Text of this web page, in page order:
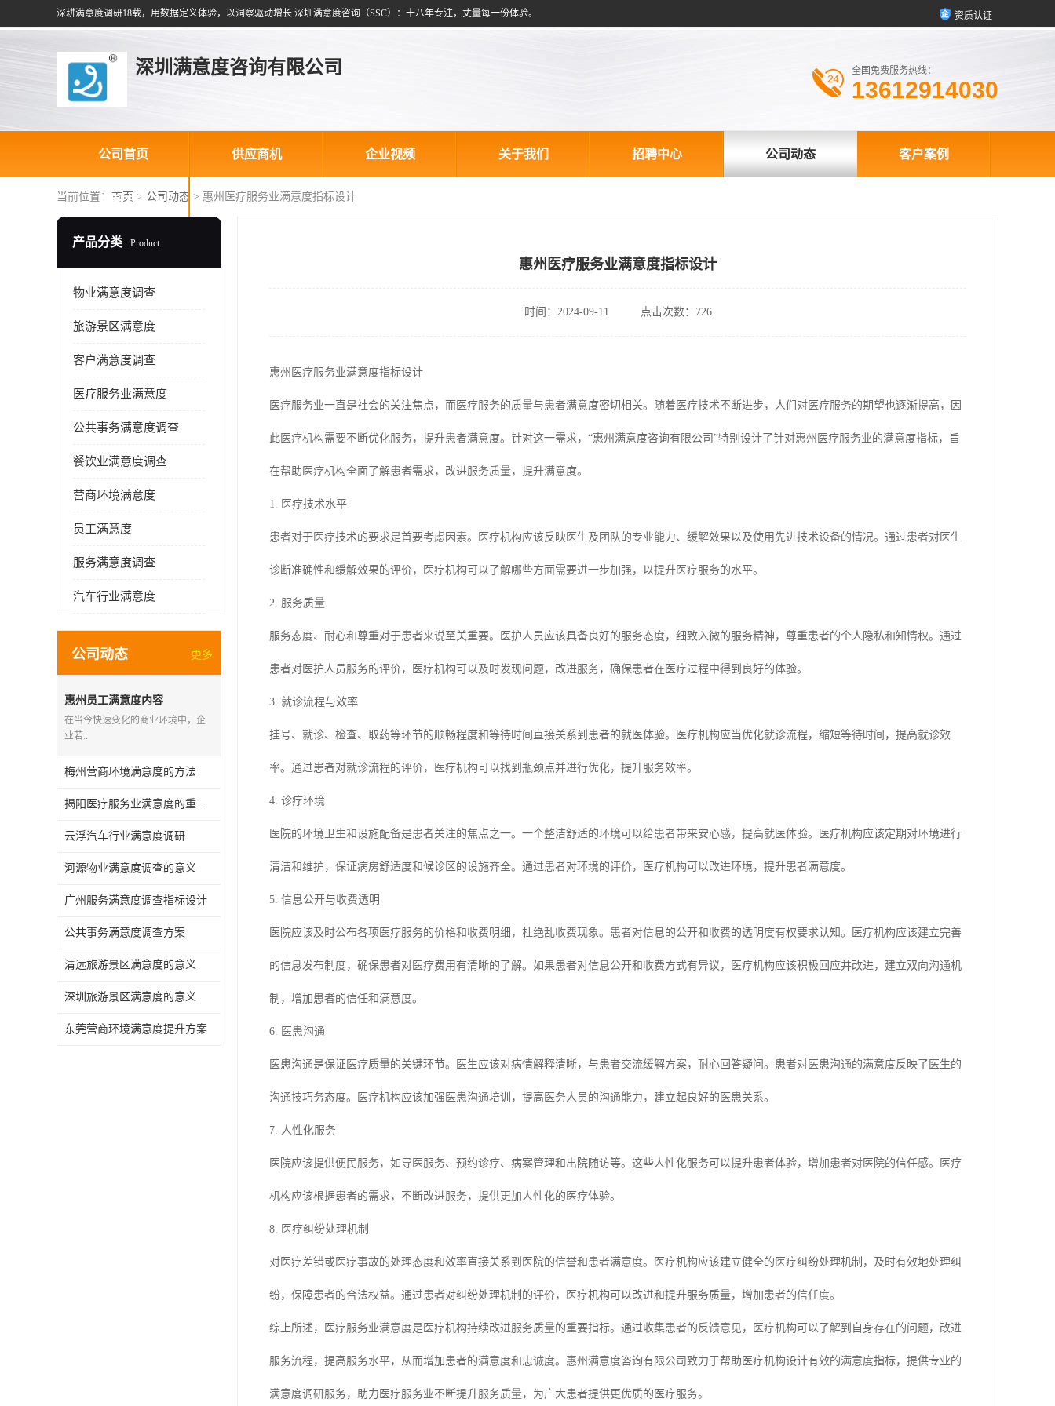
深耕满意度调研18载，用数据定义体验，以洞察驱动增长 深圳满意度咨询（SSC）：十八年专注，丈量每一份体验。 资质认证
深圳满意度咨询有限公司 全国免费服务热线：
13612914030
公司首页 供应商机 企业视频 关于我们 招聘中心 公司动态 客户案例
联系方式
当前位置： 首页 > 公司动态 > 惠州医疗服务业满意度指标设计
产品分类 Product
物业满意度调查
旅游景区满意度
客户满意度调查
医疗服务业满意度
公共事务满意度调查
餐饮业满意度调查
营商环境满意度
员工满意度
服务满意度调查
汽车行业满意度
公司动态 更多
惠州员工满意度内容
在当今快速变化的商业环境中，企
业若..
梅州营商环境满意度的方法
揭阳医疗服务业满意度的重要性有哪些
云浮汽车行业满意度调研
河源物业满意度调查的意义
广州服务满意度调查指标设计
公共事务满意度调查方案
清远旅游景区满意度的意义
深圳旅游景区满意度的意义
东莞营商环境满意度提升方案
惠州医疗服务业满意度指标设计
时间：2024-09-11 点击次数：726
惠州医疗服务业满意度指标设计
医疗服务业一直是社会的关注焦点，而医疗服务的质量与患者满意度密切相关。随着医疗技术不断进步，人们对医疗服务的期望也逐渐提高，因
此医疗机构需要不断优化服务，提升患者满意度。针对这一需求，“惠州满意度咨询有限公司”特别设计了针对惠州医疗服务业的满意度指标，旨
在帮助医疗机构全面了解患者需求，改进服务质量，提升满意度。
1. 医疗技术水平
患者对于医疗技术的要求是首要考虑因素。医疗机构应该反映医生及团队的专业能力、缓解效果以及使用先进技术设备的情况。通过患者对医生
诊断准确性和缓解效果的评价，医疗机构可以了解哪些方面需要进一步加强，以提升医疗服务的水平。
2. 服务质量
服务态度、耐心和尊重对于患者来说至关重要。医护人员应该具备良好的服务态度，细致入微的服务精神，尊重患者的个人隐私和知情权。通过
患者对医护人员服务的评价，医疗机构可以及时发现问题，改进服务，确保患者在医疗过程中得到良好的体验。
3. 就诊流程与效率
挂号、就诊、检查、取药等环节的顺畅程度和等待时间直接关系到患者的就医体验。医疗机构应当优化就诊流程，缩短等待时间，提高就诊效
率。通过患者对就诊流程的评价，医疗机构可以找到瓶颈点并进行优化，提升服务效率。
4. 诊疗环境
医院的环境卫生和设施配备是患者关注的焦点之一。一个整洁舒适的环境可以给患者带来安心感，提高就医体验。医疗机构应该定期对环境进行
清洁和维护，保证病房舒适度和候诊区的设施齐全。通过患者对环境的评价，医疗机构可以改进环境，提升患者满意度。
5. 信息公开与收费透明
医院应该及时公布各项医疗服务的价格和收费明细，杜绝乱收费现象。患者对信息的公开和收费的透明度有权要求认知。医疗机构应该建立完善
的信息发布制度，确保患者对医疗费用有清晰的了解。如果患者对信息公开和收费方式有异议，医疗机构应该积极回应并改进，建立双向沟通机
制，增加患者的信任和满意度。
6. 医患沟通
医患沟通是保证医疗质量的关键环节。医生应该对病情解释清晰，与患者交流缓解方案，耐心回答疑问。患者对医患沟通的满意度反映了医生的
沟通技巧务态度。医疗机构应该加强医患沟通培训，提高医务人员的沟通能力，建立起良好的医患关系。
7. 人性化服务
医院应该提供便民服务，如导医服务、预约诊疗、病案管理和出院随访等。这些人性化服务可以提升患者体验，增加患者对医院的信任感。医疗
机构应该根据患者的需求，不断改进服务，提供更加人性化的医疗体验。
8. 医疗纠纷处理机制
对医疗差错或医疗事故的处理态度和效率直接关系到医院的信誉和患者满意度。医疗机构应该建立健全的医疗纠纷处理机制，及时有效地处理纠
纷，保障患者的合法权益。通过患者对纠纷处理机制的评价，医疗机构可以改进和提升服务质量，增加患者的信任度。
综上所述，医疗服务业满意度是医疗机构持续改进服务质量的重要指标。通过收集患者的反馈意见，医疗机构可以了解到自身存在的问题，改进
服务流程，提高服务水平，从而增加患者的满意度和忠诚度。惠州满意度咨询有限公司致力于帮助医疗机构设计有效的满意度指标，提供专业的
满意度调研服务，助力医疗服务业不断提升服务质量，为广大患者提供更优质的医疗服务。